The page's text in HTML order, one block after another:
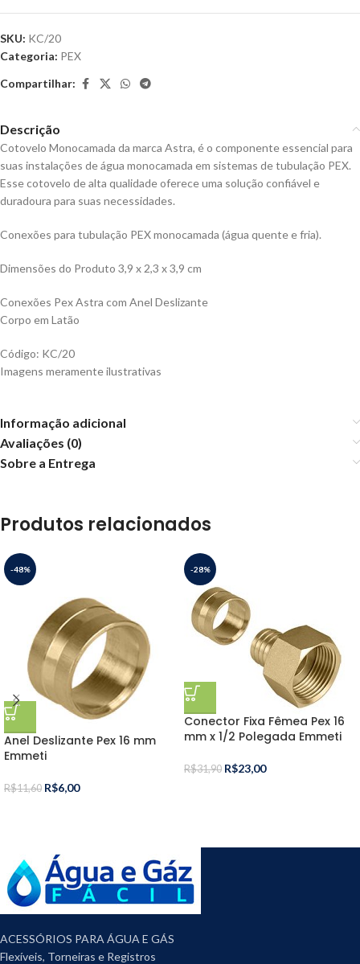
SKU: KC/20
Categoria: PEX
Compartilhar:
Descrição
Cotovelo Monocamada da marca Astra, é o componente essencial para
suas instalações de água monocamada em sistemas de tubulação PEX.
Esse cotovelo de alta qualidade oferece uma solução confiável e
duradoura para suas necessidades.
Conexões para tubulação PEX monocamada (água quente e fria).
Dimensões do Produto 3,9 x 2,3 x 3,9 cm
Conexões Pex Astra com Anel Deslizante
Corpo em Latão
Código: KC/20
Imagens meramente ilustrativas
Informação adicional
Avaliações (0)
Sobre a Entrega
Produtos relacionados
-48%
Anel Deslizante Pex 16 mm
Emmeti
R$11,60 R$6,00
-28%
Conector Fixa Fêmea Pex 16
mm x 1/2 Polegada Emmeti
R$31,90 R$23,00
ACESSÓRIOS PARA ÁGUA E GÁS
Flexíveis, Torneiras e Registros